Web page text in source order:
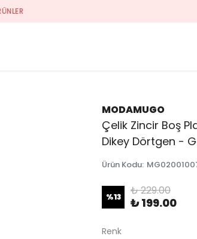
MODAMUGO
Çelik Zincir Boş
Dikey Dörtgen -
Ürün Kodu:
%13 ₺ 229.00
₺ 199.00
Renk